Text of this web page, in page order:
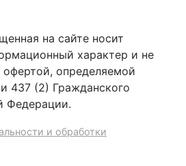
на сайте носит
характер и не
офертой, определяемой
437 (2) Гражданского
Федерации.
и обработки